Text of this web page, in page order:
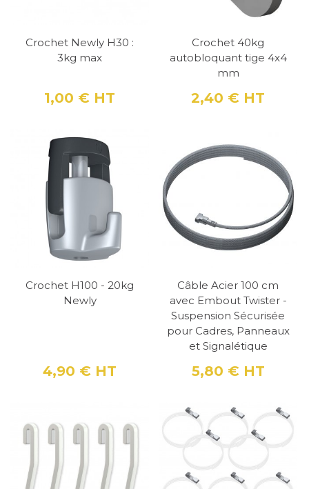
Crochet Newly H30 :
3kg max
Prix
1,00 € HT
Crochet 40kg
autobloquant tige 4x4
mm
Prix
2,40 € HT
Crochet H100 - 20kg
Newly
Prix
4,90 € HT
Câble Acier 100 cm
avec Embout Twister -
Suspension Sécurisée
pour Cadres, Panneaux
et Signalétique
Prix
5,80 € HT